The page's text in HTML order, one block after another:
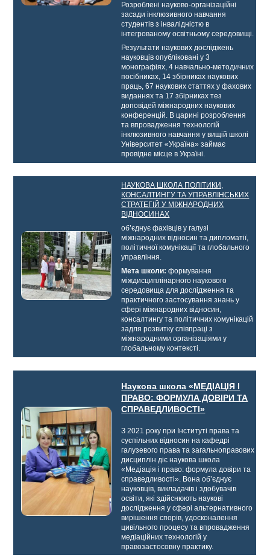
Розроблені науково-організаційні
засади інклюзивного навчання
студентів з інвалідністю в
інтегрованому освітньому середовищі.
Результати наукових досліджень
науковців опубліковані у 3
монографіях, 4 навчально-методичних
посібниках, 14 збірниках наукових
праць, 67 наукових статтях у фахових
виданнях та 17 збірниках тез
доповідей міжнародних наукових
конференцій. В царині розроблення
та впровадження технологій
інклюзивного навчання у вищій школі
Університет «Україна» займає
провідне місце в Україні.
НАУКОВА ШКОЛА ПОЛІТИКИ,
КОНСАЛТИНГУ ТА УПРАВЛІНСЬКИХ
СТРАТЕГІЙ У МІЖНАРОДНИХ
ВІДНОСИНАХ
об’єднує фахівців у галузі
міжнародних відносин та дипломатії,
політичної комунікації та глобального
управління.
Мета школи: формування
міждисциплінарного наукового
середовища для дослідження та
практичного застосування знань у
сфері міжнародних відносин,
консалтингу та політичних комунікацій
задля розвитку співпраці з
міжнародними організаціями у
глобальному контексті.
Наукова школа «МЕДІАЦІЯ І
ПРАВО: ФОРМУЛА ДОВІРИ ТА
СПРАВЕДЛИВОСТІ»
З 2021 року при Інституті права та
суспільних відносин на кафедрі
галузевого права та загальноправових
дисциплін діє наукова школа
«Медіація і право: формула довіри та
справедливості». Вона об’єднує
науковців, викладачів і здобувачів
освіти, які здійснюють наукові
дослідження у сфері альтернативного
вирішення спорів, удосконалення
цивільного процесу та впровадження
медіаційних технологій у
правозастосовну практику.